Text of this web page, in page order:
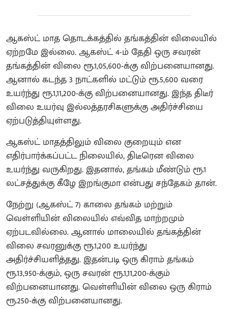
ஆகஸ்ட் மாத தொடக்கத்தில் தங்கத்தின் விலையில்
ஏற்றமே இல்லை. ஆகஸ்ட் 4-ம் தேதி ஒரு சவரன்
தங்கத்தின் விலை ரூ.1,05,600-க்கு விற்பனையானது.
ஆனால் கடந்த 3 நாட்களில் மட்டும் ரூ.5,600 வரை
உயர்ந்து ரூ.1,11,200-க்கு விற்பனையானது. இந்த திடீர்
விலை உயர்வு இல்லத்தரசிகளுக்கு அதிர்ச்சியை
ஏற்படுத்தியுள்ளது.
ஆகஸ்ட் மாதத்திலும் விலை குறையும் என
எதிர்பார்க்கப்பட்ட நிலையில், திடீரென விலை
உயர்ந்து வருகிறது. இதனால், தங்கம் மீண்டும் ரூ.1
லட்சத்துக்கு கீழே இறங்குமா என்பது சந்தேகம் தான்.
நேற்று (ஆகஸ்ட் 7) காலை தங்கம் மற்றும்
வெள்ளியின் விலையில் எவ்வித மாற்றமும்
ஏற்படவில்லை. ஆனால் மாலையில் தங்கத்தின்
விலை சவரனுக்கு ரூ.1,200 உயர்ந்து
அதிர்ச்சியளித்தது. இதன்படி ஒரு கிராம் தங்கம்
ரூ.13,950-க்கும், ஒரு சவரன் ரூ.1,11,200-க்கும்
விற்பனையானது. வெள்ளியின் விலை ஒரு கிராம்
ரூ.250-க்கு விற்பனையானது.